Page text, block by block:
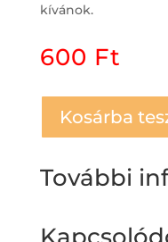
kívánok.
600 Ft
Kosárba
További